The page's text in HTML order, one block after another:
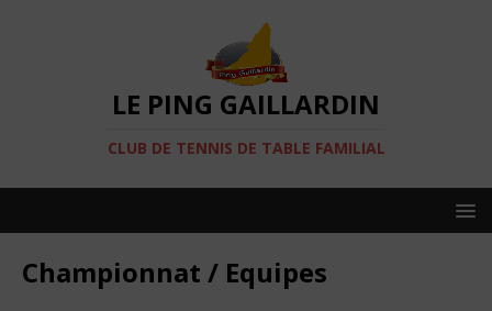
LE PING GAILLARDIN
CLUB DE TENNIS DE TABLE FAMILIAL
Championnat / Equipes